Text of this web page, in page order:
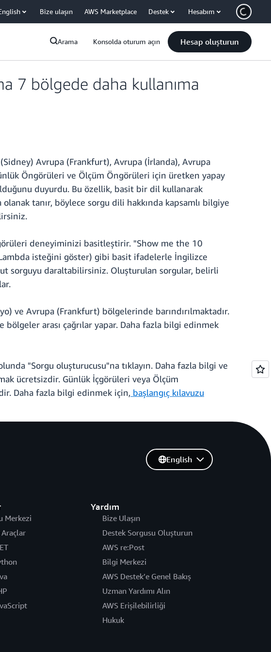
Bize ulaşın AWS Marketplace Destek Hesabım
Arama Konsolda oturum açın Hesap oluşturun
7 bölgede daha kullanıma
Avrupa (Frankfurt), Avrupa (İrlanda), Avrupa
Öngörüleri ve Ölçüm Öngörüleri için üretken yapay
duyurdu. Bu özellik, basit bir dil kullanarak
tanır, böylece sorgu dili hakkında kapsamlı bilgiye
deneyiminizi basitleştirir. "Show me the 10
isteğini göster) gibi basit ifadelerle İngilizce
sorguyu daraltabilirsiniz. Oluşturulan sorgular, belirli
ve Avrupa (Frankfurt) bölgelerinde barındırılmaktadır.
arası çağrılar yapar. Daha fazla bilgi edinmek
"Sorgu oluşturucusu"na tıklayın. Daha fazla bilgi ve
ücretsizdir. Günlük İçgörüleri veya Ölçüm
Daha fazla bilgi edinmek için, başlangıç kılavuzu
Merkezi
Araçlar
Yardım
Bize Ulaşın
Destek Sorgusu Oluşturun
AWS re:Post
Bilgi Merkezi
AWS Destek’e Genel Bakış
Uzman Yardımı Alın
AWS Erişilebilirliği
Hukuk
English